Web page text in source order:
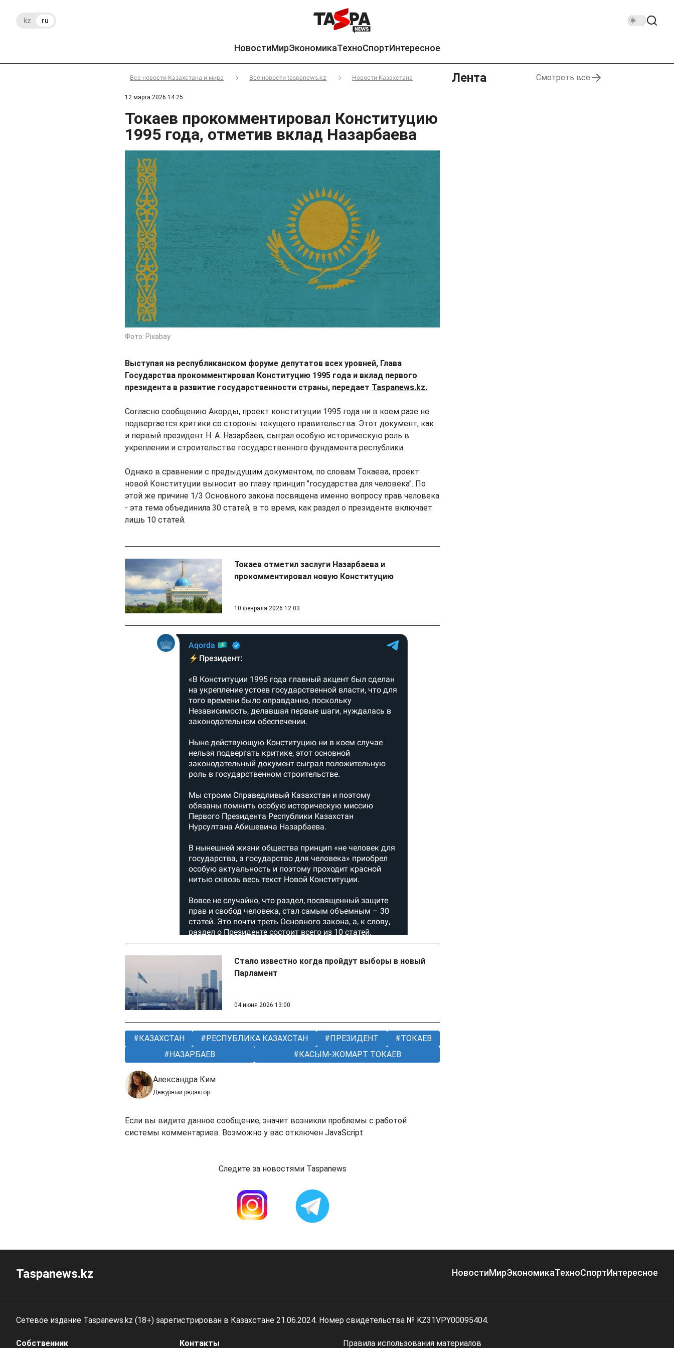
kz ru
НовостиМирЭкономикаТехноСпортИнтересное
Все новости Казахстана и мира Все новости taspanews.kz Новости Казахстана
12 марта 2026 14:25
Токаев прокомментировал Конституцию
1995 года, отметив вклад Назарбаева
Фото: Pixabay
Выступая на республиканском форуме депутатов всех уровней, Глава
Государства прокомментировал Конституцию 1995 года и вклад первого
президента в развитие государственности страны, передает Taspanews.kz.
СогласносообщениюАкорды, проект конституции 1995 года ни в коем разе не
подвергается критики со стороны текущего правительства. Этот документ, как
и первый президент Н. А. Назарбаев, сыграл особую историческую роль в
укреплении и строительстве государственного фундамента республики.
Однако в сравнении с предыдущим документом, по словам Токаева, проект
новой Конституции выносит во главу принцип "государства для человека". По
этой же причине 1/3 Основного закона посвящена именно вопросу прав человека
- эта тема объединила 30 статей, в то время, как раздел о президенте включает
лишь 10 статей.
Токаев отметил заслуги Назарбаева и
прокомментировал новую Конституцию
10 февраля 2026 12:03
Стало известно когда пройдут выборы в новый
Парламент
04 июня 2026 13:00
КАЗАХСТАН РЕСПУБЛИКА КАЗАХСТАН ПРЕЗИДЕНТ
ТОКАЕВ
НАЗАРБАЕВ
КАСЫМ-ЖОМАРТ ТОКАЕВ
Александра Ким
Дежурный редактор
Если вы видите данное сообщение, значит возникли проблемы с работой
системы комментариев. Возможно у вас отключен JavaScript
Следите за новостями Taspanews
Лента Смотреть все
Taspanews.kz НовостиМирЭкономикаТехноСпортИнтересное
Сетевое издание Taspanews.kz (18+) зарегистрирован в Казахстане 21.06.2024. Номер свидетельства № KZ31VPY00095404.
Собственник Контакты Правила использования материалов